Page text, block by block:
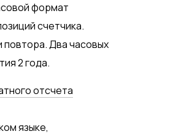
формат
счетчика.
повтора. Два часовых
2 года.
отсчета
языке,